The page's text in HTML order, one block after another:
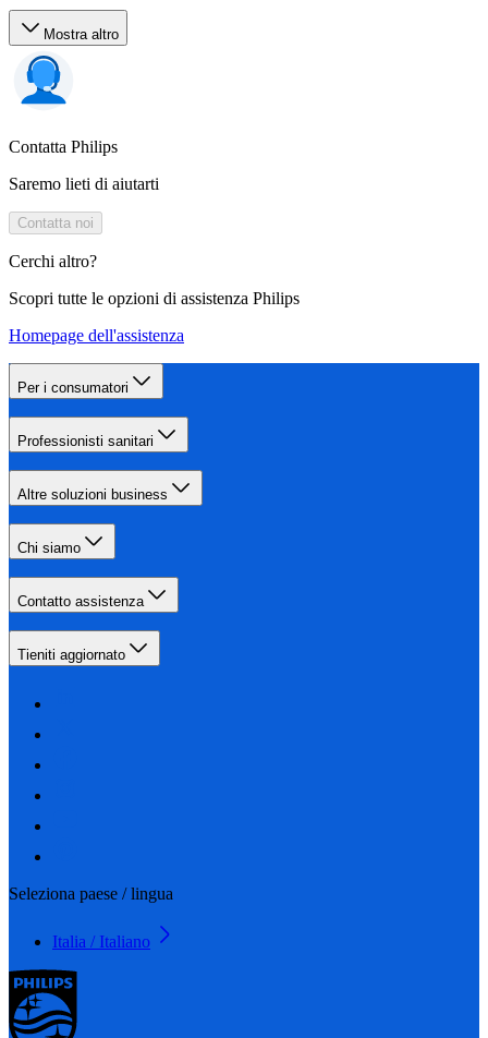
Mostra altro
Contatta Philips
Saremo lieti di aiutarti
Contatta noi
Cerchi altro?
Scopri tutte le opzioni di assistenza Philips
Homepage dell'assistenza
Per i consumatori
Professionisti sanitari
Altre soluzioni business
Chi siamo
Contatto assistenza
Tieniti aggiornato
Seleziona paese / lingua
Italia / Italiano